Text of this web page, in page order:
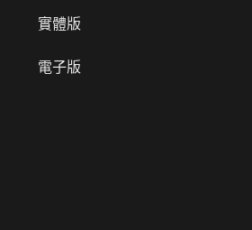
實體版
電子版